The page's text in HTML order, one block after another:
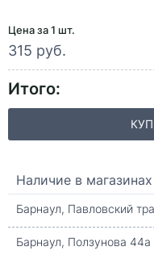
Цена за 1 шт.
315 руб.
Итого:
Наличие в магазинах
Барнаул, Павловский
Барнаул, Ползунова 44а